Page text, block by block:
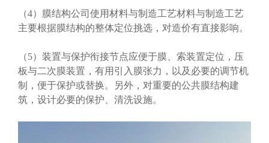
（4）膜结构公司使用材料与制造工艺材料与制造工艺
主要根据膜结构的整体定位挑选，对造价有直接影响。
（5）装置与保护衔接节点应便于膜、索装置定位，压
板与二次膜装置，有用引入膜张力，以及必要的调节机
制，便于保护或替换。另外，对重要的公共膜结构建
筑，设计必要的保护、清洗设施。